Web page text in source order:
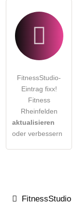
FitnessStudio-
Eintrag fixx!
Fitness
Rheinfelden
aktualisieren
oder verbessern
FitnessStudio